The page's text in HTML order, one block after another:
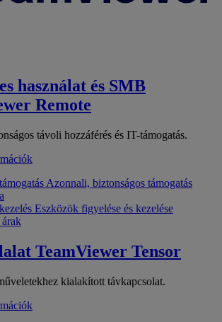
használat és SMB
Remote
távoli hozzáférés és IT-támogatás.
Azonnali, biztonságos támogatás
Eszközök figyelése és kezelése
TeamViewer Tensor
kialakított távkapcsolat.